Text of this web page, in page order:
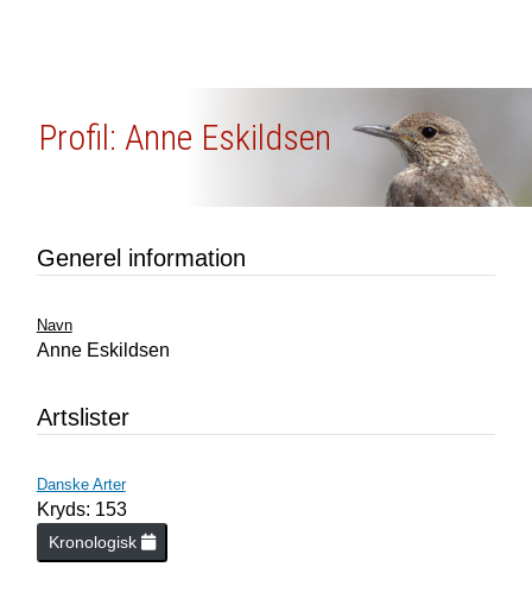
Profil: Anne Eskildsen
Generel information
Navn
Anne Eskildsen
Artslister
Danske Arter
Kryds: 153
Kronologisk